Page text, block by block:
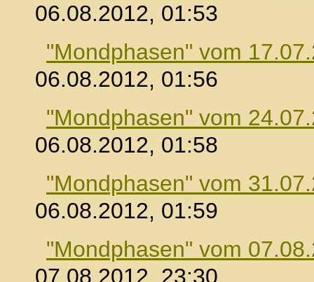
06.08.2012, 01:53
"Mondphasen" vom
06.08.2012, 01:56
"Mondphasen" vom
06.08.2012, 01:58
"Mondphasen" vom
06.08.2012, 01:59
"Mondphasen" vom
07.08.2012, 23:30